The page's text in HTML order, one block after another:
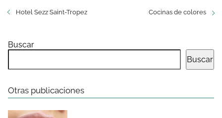
Hotel Sezz Saint-Tropez Cocinas de colores
Buscar
Buscar
Otras publicaciones